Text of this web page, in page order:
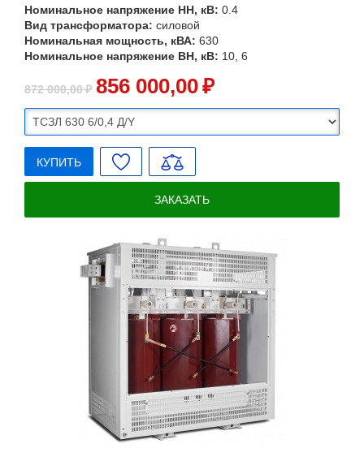
Номинальное напряжение НН, кВ: 0.4
Вид трансформатора: силовой
Номинальная мощность, кВА: 630
Номинальное напряжение ВН, кВ: 10, 6
872 000,00₽ 856 000,00₽
КУПИТЬ
ЗАКАЗАТЬ